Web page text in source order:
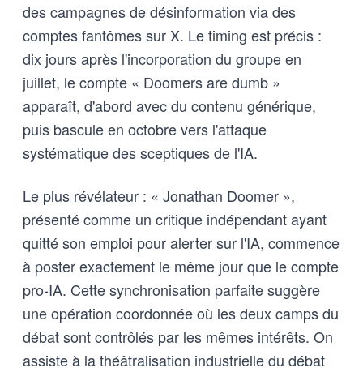
des campagnes de désinformation via des
comptes fantômes sur X. Le timing est précis :
dix jours après l'incorporation du groupe en
juillet, le compte « Doomers are dumb »
apparaît, d'abord avec du contenu générique,
puis bascule en octobre vers l'attaque
systématique des sceptiques de l'IA.
Le plus révélateur : « Jonathan Doomer »,
présenté comme un critique indépendant ayant
quitté son emploi pour alerter sur l'IA, commence
à poster exactement le même jour que le compte
pro-IA. Cette synchronisation parfaite suggère
une opération coordonnée où les deux camps du
débat sont contrôlés par les mêmes intérêts. On
assiste à la théâtralisation industrielle du débat